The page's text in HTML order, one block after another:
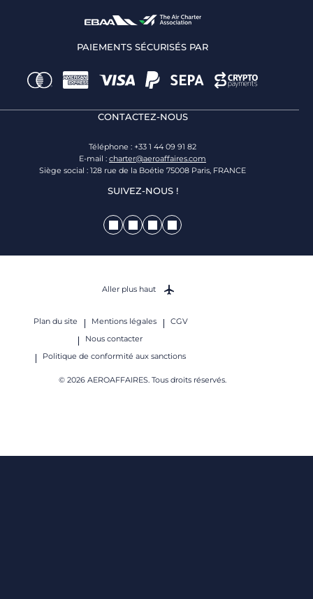
PAIEMENTS SÉCURISÉS PAR
CONTACTEZ-NOUS
Téléphone : +33 1 44 09 91 82
E-mail : charter@aeroaffaires.com
Siège social : 128 rue de la Boétie 75008 Paris, FRANCE
SUIVEZ-NOUS !
Plan du site Mentions légales
CGV
Nous contacter
Politique de conformité aux sanctions
© 2026 AEROAFFAIRES. Tous droits réservés.
Aller plus haut